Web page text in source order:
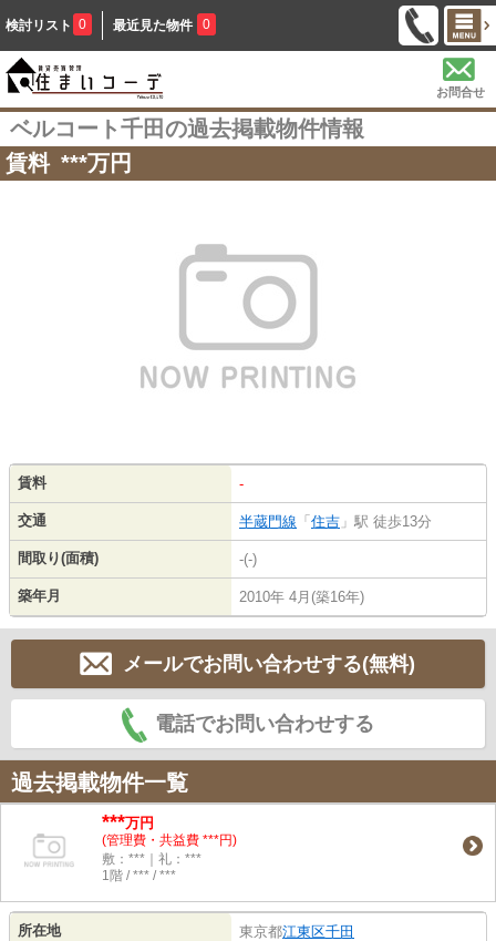
検討リスト 0 最近見た物件 0
お問合せ
ベルコート千田の過去掲載物件情報
賃料 ***万円
賃料 -
交通 半蔵門線 「 住吉 」駅 徒歩13分
間取り(面積) -(-)
築年月 2010年 4月(築16年)
メールでお問い合わせする(無料)
電話でお問い合わせする
過去掲載物件一覧
***万円
(管理費・共益費 ***円)
敷：***｜礼：***
1階 / *** / ***
所在地 東京都江東区千田